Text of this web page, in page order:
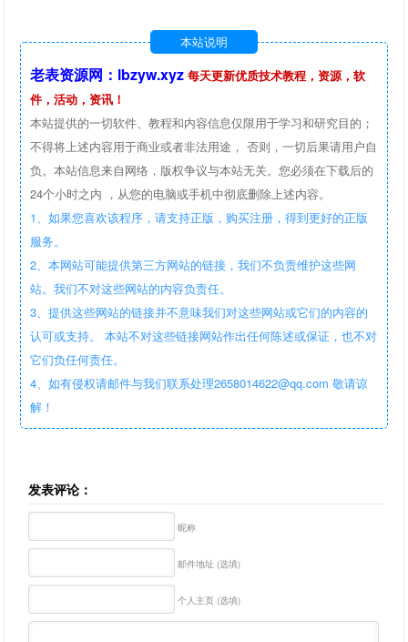
本站说明
老表资源网：lbzyw.xyz 每天更新优质技术教程，资源，软
件，活动，资讯！
本站提供的一切软件、教程和内容信息仅限用于学习和研究目的；
不得将上述内容用于商业或者非法用途， 否则，一切后果请用户自
负。本站信息来自网络，版权争议与本站无关。您必须在下载后的
24个小时之内 ，从您的电脑或手机中彻底删除上述内容。
1、如果您喜欢该程序，请支持正版，购买注册，得到更好的正版
服务。
2、本网站可能提供第三方网站的链接，我们不负责维护这些网
站。我们不对这些网站的内容负责任。
3、提供这些网站的链接并不意味我们对这些网站或它们的内容的
认可或支持。 本站不对这些链接网站作出任何陈述或保证，也不对
它们负任何责任。
4、如有侵权请邮件与我们联系处理2658014622@qq.com 敬请谅
解！
发表评论：
昵称
邮件地址 (选填)
个人主页 (选填)